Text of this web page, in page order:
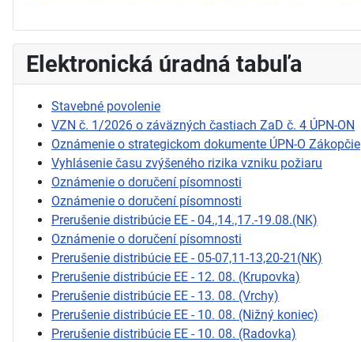
Elektronická úradná tabuľa
Stavebné povolenie
VZN č. 1/2026 o záväzných častiach ZaD č. 4 ÚPN-ON
Oznámenie o strategickom dokumente ÚPN-O Zákopčie
Vyhlásenie času zvýšeného rizika vzniku požiaru
Oznámenie o doručení písomnosti
Oznámenie o doručení písomnosti
Prerušenie distribúcie EE - 04.,14.,17.-19.08.(NK)
Oznámenie o doručení písomnosti
Prerušenie distribúcie EE - 05-07,11-13,20-21(NK)
Prerušenie distribúcie EE - 12. 08. (Krupovka)
Prerušenie distribúcie EE - 13. 08. (Vrchy)
Prerušenie distribúcie EE - 10. 08. (Nižný koniec)
Prerušenie distribúcie EE - 10. 08. (Radovka)